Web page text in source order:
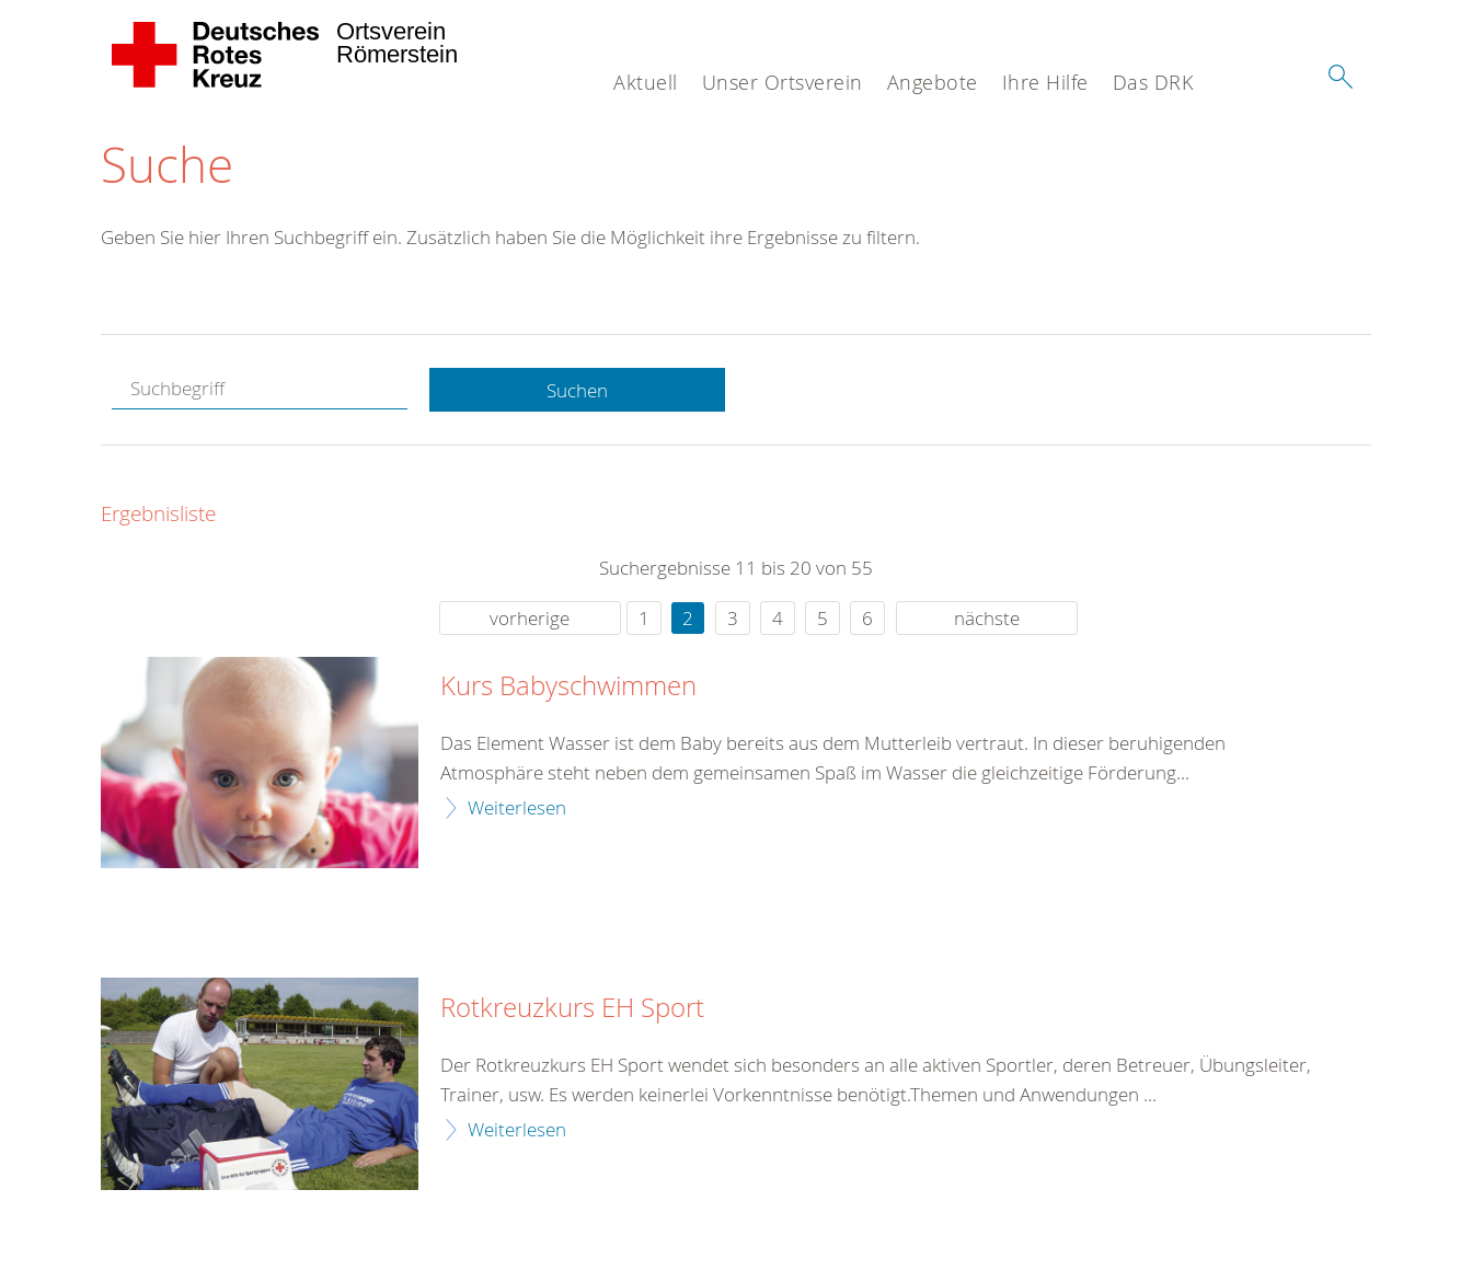
Aktuell Unser Ortsverein Angebote Ihre Hilfe Das DRK
Ortsverein
Römerstein
Suche
Hotline.
gerne.
rund um die Uhr
Geben Sie hier Ihren Suchbegriff ein. Zusätzlich haben Sie die Möglichkeit ihre Ergebnisse zu filtern.
Suchen
Ergebnisliste
Suchergebnisse 11 bis 20 von 55
vorherige
1 2 3 4 5 6 nächste
Kurs Babyschwimmen
Das Element Wasser ist dem Baby bereits aus dem Mutterleib vertraut. In dieser beruhigenden
Atmosphäre steht neben dem gemeinsamen Spaß im Wasser die gleichzeitige Förderung...
Weiterlesen
Rotkreuzkurs EH Sport
Der Rotkreuzkurs EH Sport wendet sich besonders an alle aktiven Sportler, deren Betreuer, Übungsleiter,
Trainer, usw. Es werden keinerlei Vorkenntnisse benötigt.Themen und Anwendungen ...
Weiterlesen